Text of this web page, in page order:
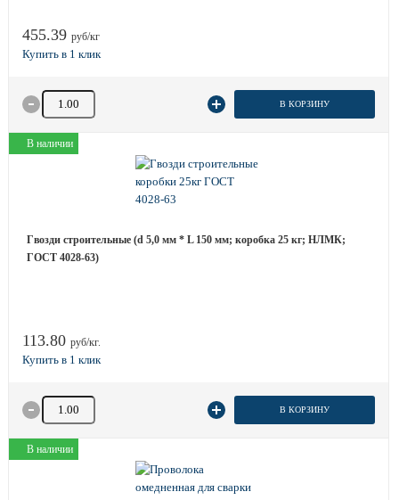
455.39 руб/кг
Количество товара В КОРЗИНУ
В наличии
Гвозди строительные (d 5,0 мм * L 150 мм; коробка 25 кг; НЛМК;
ГОСТ 4028-63)
113.80 руб/кг.
Количество товара В КОРЗИНУ
В наличии